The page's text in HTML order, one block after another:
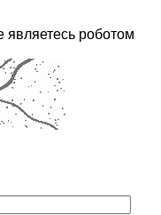
являетесь роботом